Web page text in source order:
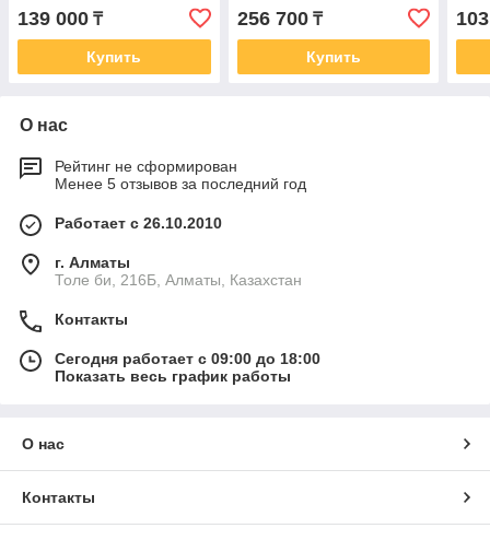
139 000 ₸
Купить
256 700₸
Купить
О нас
Рейтинг не сформирован
Менее 5 отзывов за последний год
Работает с 26.10.2010
г. Алматы
Толе би, 216Б, Алматы, Казахстан
Контакты
Сегодня работает с 09:00 до 18:00
Показать весь график работы
О нас
Контакты